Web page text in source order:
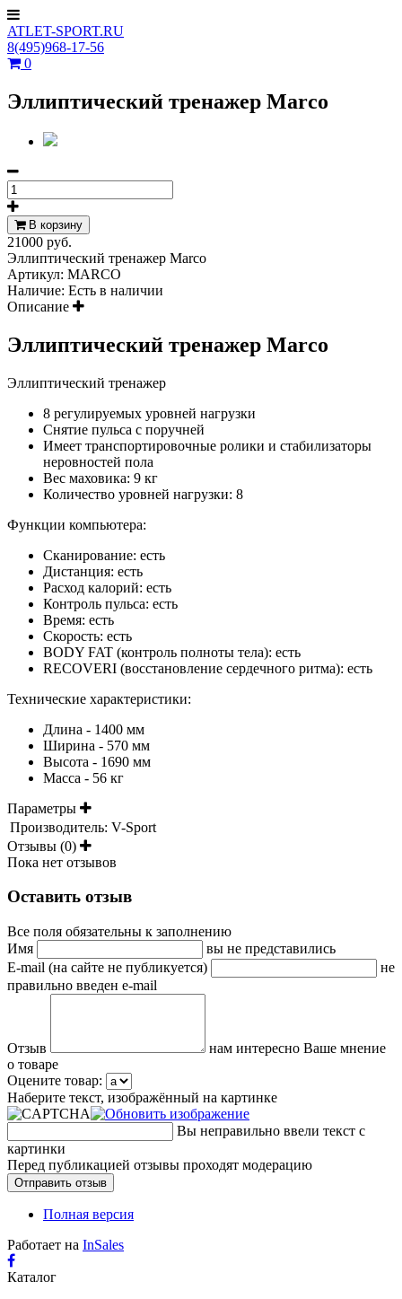
ATLET-SPORT.RU
8(495)968-17-56
0
Эллиптический тренажер Marco
В корзину
21000 руб.
Эллиптический тренажер Marco
Артикул: MARCO
Наличие: Есть в наличии
Описание
Эллиптический тренажер Marco
Эллиптический тренажер
8 регулируемых уровней нагрузки
Снятие пульса с поручней
Имеет транспортировочные ролики и стабилизаторы
неровностей пола
Вес маховика: 9 кг
Количество уровней нагрузки: 8
Функции компьютера:
Сканирование: есть
Дистанция: есть
Расход калорий: есть
Контроль пульса: есть
Время: есть
Скорость: есть
BODY FAT (контроль полноты тела): есть
RECOVERI (восстановление сердечного ритма): есть
Технические характеристики:
Длина - 1400 мм
Ширина - 570 мм
Высота - 1690 мм
Масса - 56 кг
Параметры
Производитель: V-Sport
Отзывы (0)
Пока нет отзывов
Оставить отзыв
Все поля обязательны к заполнению
Имя
вы не представились
E-mail (на сайте не публикуется)
не
правильно введен e-mail
Отзыв
нам интересно Ваше мнение
о товаре
Оцените товар:
Наберите текст, изображённый на картинке
Вы неправильно ввели текст с
картинки
Перед публикацией отзывы проходят модерацию
Полная версия
Работает на InSales
Каталог